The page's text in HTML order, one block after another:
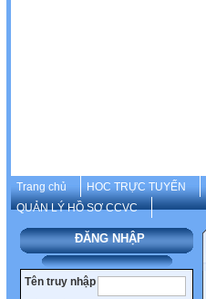
Trang chủ HOC TRỰC TUYẾN
QUẢN LÝ HỒ SƠ CCVC
ĐĂNG NHẬP
Tên truy nhập